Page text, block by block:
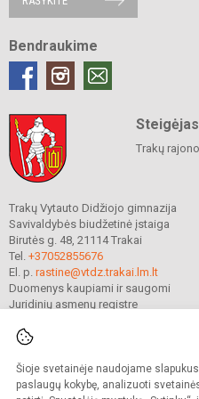
Šioje svetainėje naudojame
paslaugų kokybę, analizuoti
Bendraukime
Steigėjas
Trakų
Trakų Vytauto Didžiojo gimnazija
Savivaldybės biudžetinė įstaiga
Birutės g. 48, 21114 Trakai
Tel. +37052855676
El. p. rastine@vtdz.trakai.lm.lt
Duomenys kaupiami ir saugomi
Juridinių asmenų registre
© 2021. Trakų Vytauto Didžiojo